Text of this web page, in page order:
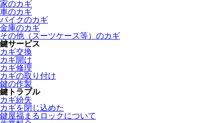
家のカギ
車のカギ
バイクのカギ
金庫のカギ
その他（スーツケース等）のカギ
鍵サービス
カギ交換
カギ開け
カギ修理
カギの取り付け
鍵の作製
鍵トラブル
カギ紛失
カギを閉じ込めた
鍵屋福まるロックについて